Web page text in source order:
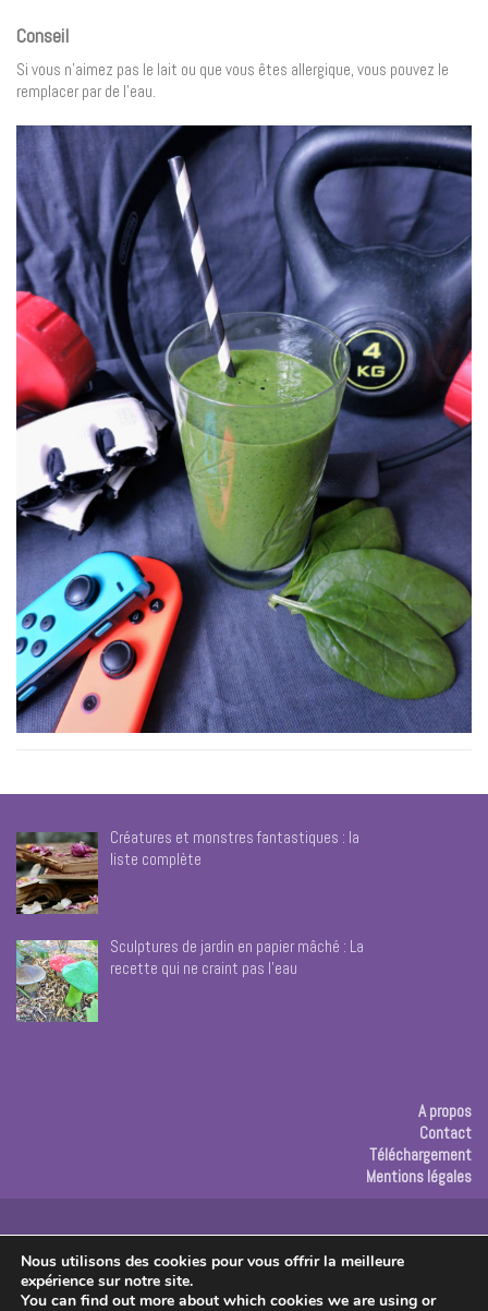
Conseil
Si vous n’aimez pas le lait ou que vous êtes allergique, vous pouvez le
remplacer par de l’eau.
Créatures et monstres fantastiques : la
liste complète
Sculptures de jardin en papier mâché : La
recette qui ne craint pas l’eau
A propos
Contact
Téléchargement
Mentions légales
Copyright © 2026 Les créas de Rose
Nous utilisons des cookies pour vous offrir la meilleure
expérience sur notre site.
You can find out more about which cookies we are using or